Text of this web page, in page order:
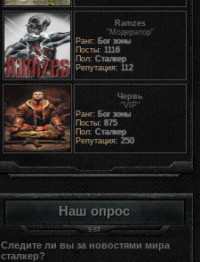
Ramzes
"Модератор"
Ранг: Бог зоны
Посты: 1116
Пол: Сталкер
Репутация: 112
Червь
"VIP"
Ранг: Бог зоны
Посты: 875
Пол: Сталкер
Репутация: 250
Наш опрос
Следите ли вы за новостями мира
сталкер?